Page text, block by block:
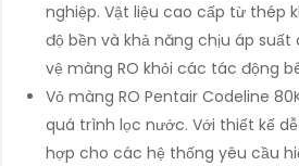
nghiệp. Vật liệu cao cấp từ thép
độ bền và khả năng chịu áp
vệ màng RO khỏi các tác động
Vỏ màng RO Pentair Codeline
quá trình lọc nước. Với thiết kế
hợp cho các hệ thống yêu cầu